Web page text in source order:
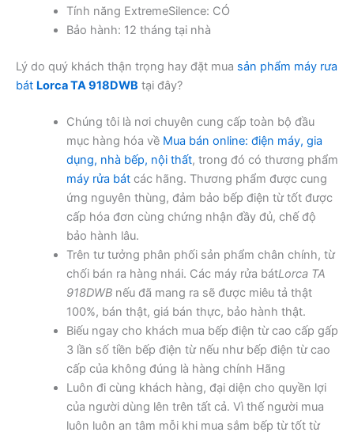
Tính năng ExtremeSilence: CÓ
Bảo hành: 12 tháng tại nhà
Lý do quý khách thận trọng hay đặt mua sản phẩm máy rưa
bát Lorca TA 918DWB tại đây?
Chúng tôi là nơi chuyên cung cấp toàn bộ đầu
mục hàng hóa về Mua bán online: điện máy, gia
dụng, nhà bếp, nội thất, trong đó có thương phẩm
máy rửa bátcác hãng. Thương phẩm được cung
ứng nguyên thùng, đảm bảo bếp điện từ tốt được
cấp hóa đơn cùng chứng nhận đầy đủ, chế độ
bảo hành lâu.
Trên tư tưởng phân phối sản phẩm chân chính, từ
chối bán ra hàng nhái. Các máy rửa bátLorca TA
918DWBnếu đã mang ra sẽ được miêu tả thật
100%, bán thật, giá bán thực, bảo hành thật.
Biếu ngay cho khách mua bếp điện từ cao cấp gấp
3 lần số tiền bếp điện từ nếu như bếp điện từ cao
cấp của không đúng là hàng chính Hãng
Luôn đi cùng khách hàng, đại diện cho quyền lợi
của người dùng lên trên tất cả. Vì thế người mua
luôn luôn an tâm mỗi khi mua sắm bếp từ tốt từ